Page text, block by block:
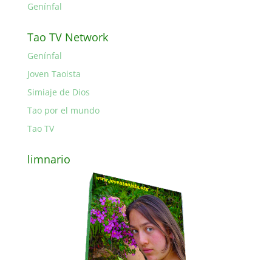
Genínfal
Tao TV Network
Genínfal
Joven Taoista
Simiaje de Dios
Tao por el mundo
Tao TV
limnario